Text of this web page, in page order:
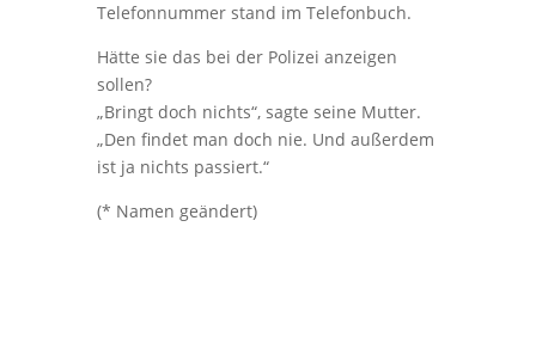
Telefonnummer stand im Telefonbuch.
Hätte sie das bei der Polizei anzeigen
sollen?
„Bringt doch nichts“, sagte seine Mutter.
„Den findet man doch nie. Und außerdem
ist ja nichts passiert.“
(* Namen geändert)